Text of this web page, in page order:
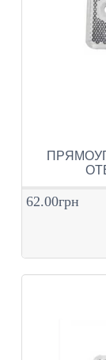
62.00грн